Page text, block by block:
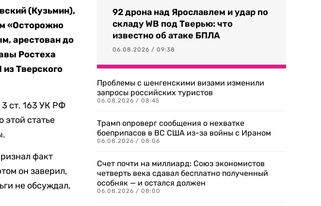
(Кузьмин),
«Осторожно
арестован до
Ростеха
Тверского
ст. 163 УК РФ
этой статье
факт
он заверил,
не обсуждал,
92 дрона над Ярославлем и удар по
складу WB под Тверью: что
известно об атаке БПЛА
06.08.2026 / 09:38
Проблемы с шенгенскими визами изменили
запросы российских туристов
06.08.2026 / 08:45
Трамп опроверг сообщения о нехватке
боеприпасов в ВС США из-за войны с Ираном
06.08.2026 / 08:06
Счет почти на миллиард: Союз экономистов
четверть века сдавал бесплатно полученный
особняк — и остался должен
06.08.2026 / 08:00